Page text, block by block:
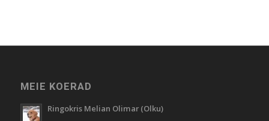
MEIE KOERAD
Ringokris Melian Olimar (Olku)